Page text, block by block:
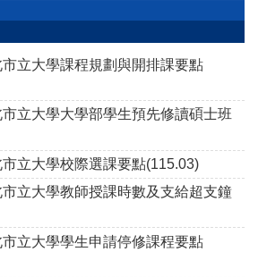
市立大學課程規劃與開排課要點
市立大學大學部學生預先修讀碩士班
市立大學校際選課要點(115.03)
市立大學教師授課時數及支給超支鐘
市立大學學生申請停修課程要點